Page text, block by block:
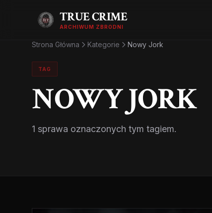
TRUE CRIME
ARCHIWUM ZBRODNI
Strona Główna Kategorie Nowy Jork
TAG
NOWY JORK
1 sprawa oznaczonych tym tagiem.